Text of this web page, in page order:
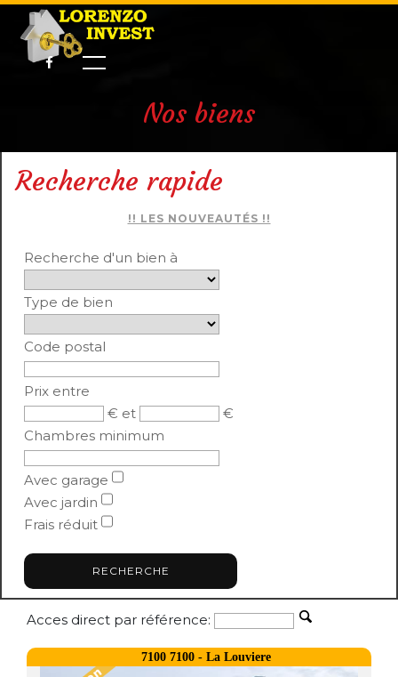
Nos biens
Recherche rapide
!! LES NOUVEAUTÉS !!
Recherche d'un bien à
Type de bien
Code postal
Prix entre
€ et
€
Chambres minimum
Avec garage
Avec jardin
Frais réduit
Acces direct par référence:
7100 7100 - La Louviere